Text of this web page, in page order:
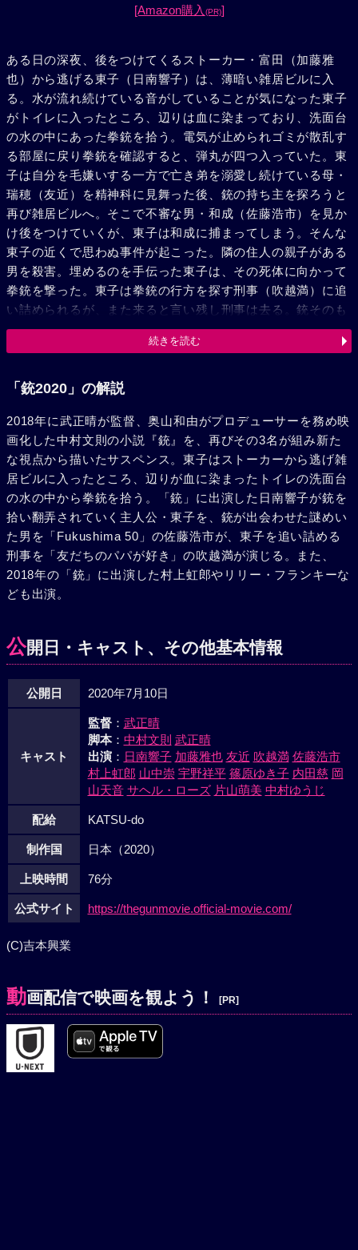
[Amazon購入 (PR)]
ある日の深夜、後をつけてくるストーカー・富田（加藤雅
也）から逃げる東子（日南響子）は、薄暗い雑居ビルに入
る。水が流れ続けている音がしていることが気になった東子
がトイレに入ったところ、辺りは血に染まっており、洗面台
の水の中にあった拳銃を拾う。電気が止められゴミが散乱す
る部屋に戻り拳銃を確認すると、弾丸が四つ入っていた。東
子は自分を毛嫌いする一方で亡き弟を溺愛し続けている母・
瑞穂（友近）を精神科に見舞った後、銃の持ち主を探ろうと
再び雑居ビルへ。そこで不審な男・和成（佐藤浩市）を見か
け後をつけていくが、東子は和成に捕まってしまう。そんな
東子の近くで思わぬ事件が起こった。隣の住人の親子がある
男を殺害。埋めるのを手伝った東子は、その死体に向かって
拳銃を撃った。東子は拳銃の行方を探す刑事（吹越満）に追
い詰められるが、また来ると言い残し刑事は去る。銃そのも
のに魅了された東子はさらに事件に巻き込まれ、彼女自身も
その渦の中に入っていこうとする。
続きを読む
「銃2020」の解説
2018年に武正晴が監督、奥山和由がプロデューサーを務め映
画化した中村文則の小説『銃』を、再びその3名が組み新た
な視点から描いたサスペンス。東子はストーカーから逃げ雑
居ビルに入ったところ、辺りが血に染まったトイレの洗面台
の水の中から拳銃を拾う。「銃」に出演した日南響子が銃を
拾い翻弄されていく主人公・東子を、銃が出会わせた謎めい
た男を「Fukushima 50」の佐藤浩市が、東子を追い詰める
刑事を「友だちのパパが好き」の吹越満が演じる。また、
2018年の「銃」に出演した村上虹郎やリリー・フランキーな
ども出演。
公開日・キャスト、その他基本情報
公開日 2020年7月10日
キャスト
監督： 武正晴
脚本： 中村文則 武正晴
出演： 日南響子 加藤雅也 友近 吹越満 佐藤浩市
村上虹郎 山中崇 宇野祥平 篠原ゆき子 内田慈 岡
山天音 サヘル・ローズ 片山萌美 中村ゆうじ
配給 KATSU-do
制作国 日本（2020）
上映時間 76分
公式サイト https://thegunmovie.official-movie.com/
(C)吉本興業
動画配信で映画を観よう！ [PR]